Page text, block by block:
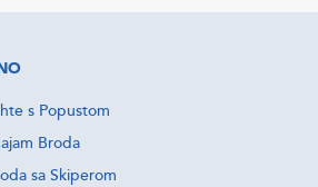
s Popustom
Broda
sa Skiperom